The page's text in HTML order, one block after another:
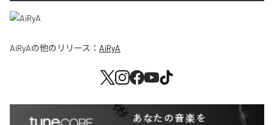
AiRyAの他のリリース： AiRyA